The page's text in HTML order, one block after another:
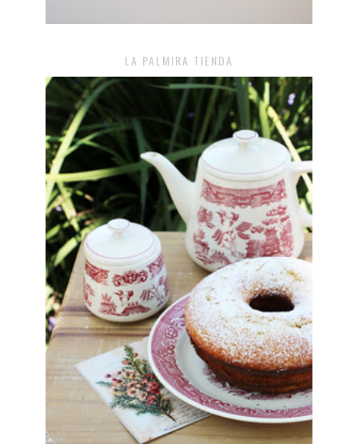
LA PALMIRA TIENDA